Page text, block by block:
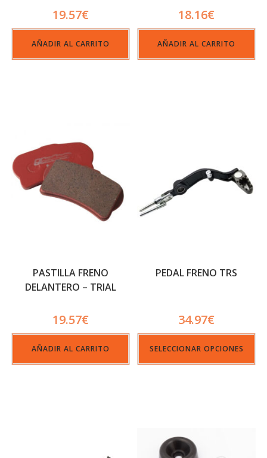
19.57€
AÑADIR AL CARRITO
18.16€
AÑADIR AL CARRITO
PASTILLA FRENO
DELANTERO – TRIAL
19.57€
AÑADIR AL CARRITO
PEDAL FRENO TRS
34.97€
SELECCIONAR OPCIONES